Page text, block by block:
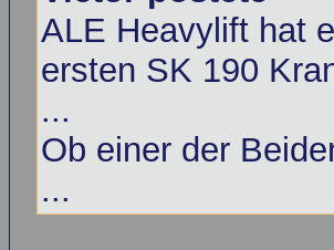
ALE Heavylift hat
ersten SK 190
...
Ob einer der
...